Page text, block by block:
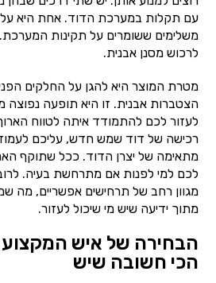
עם תקלות במערכת הדוד. אחת היא על
משלימים ששומרים על תקינות
לרכוש מסנן אבנית.
מטרת המוצר היא להגן על החלקים
הצטברות אבנית. זו היא תופעה נפוצה
לעזור לכם להתמודד איתה לטווח
רכישה של דוד שמש חדש, עליכם
מתאימה של יצרן הדוד. ככל שתוקף
לכם למי לפנות אם מתרחשת בעיה.
מגוון רחב של תרחישים אפשריים, מה
מתוך ידיעה שיש מי שיכול לעזור.
הבחירה של איש
הכי חשובה שיש